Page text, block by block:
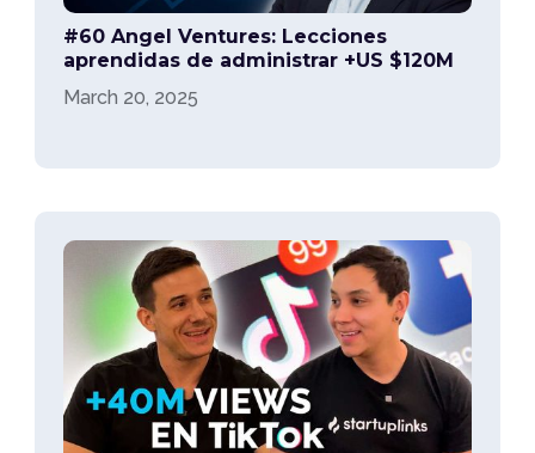
#60 Angel Ventures: Lecciones
aprendidas de administrar +US $120M
March 20, 2025